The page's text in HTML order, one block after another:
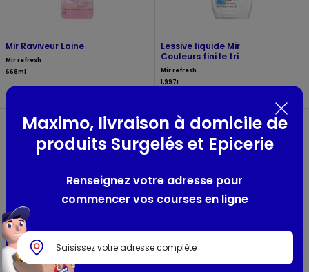
Mir Raviveur Laine
Mir refresh
668ml
Lessive liquide Mir
Couleurs fini le tri
Mir refresh
1,997L
Lessive écologique
Fleur d'oranger
Love and green
1,5L
Lessive en doses Le
Chat Rosée du matin
4 en 1
Le chat
Maximo, livraison à domicile de
produits Surgelés et Epicerie
Renseignez votre adresse pour
commencer vos courses en ligne